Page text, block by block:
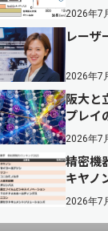
2026年7
レーザ
2026年7
阪大と
プレイ
2026年7
精密機
キヤノ
2026年7